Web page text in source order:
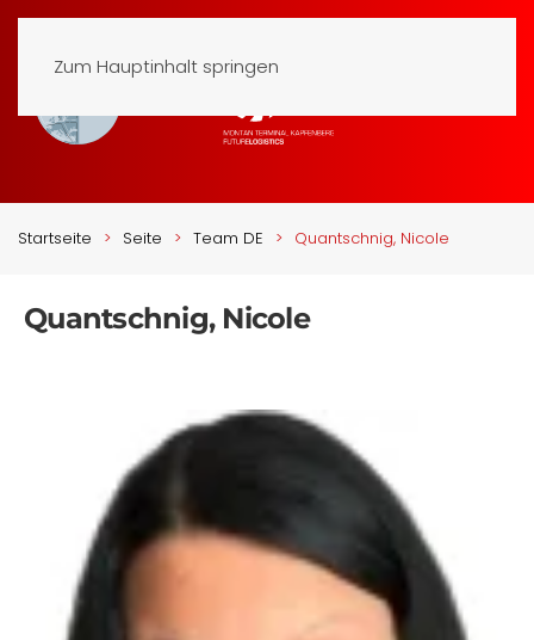
Zum Hauptinhalt springen
Startseite Seite Team DE Quantschnig, Nicole
Quantschnig, Nicole